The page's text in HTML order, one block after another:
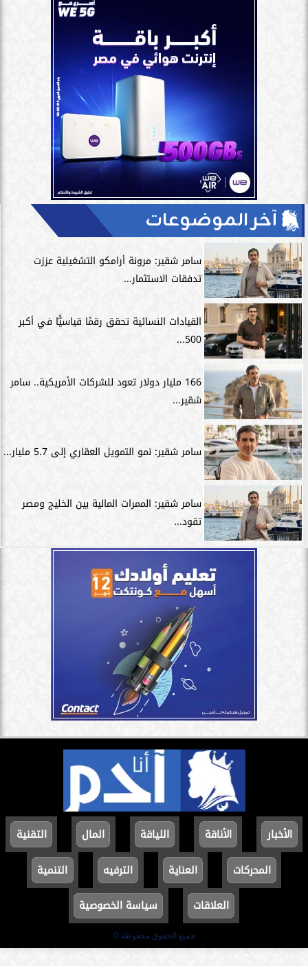
آخر الموضوعات
سامر شقير: مرونة أرامكو التشغيلية عززت
تدفقات الاستثمار...
القيادات النسائية تحقق رقمًا قياسيًّا في أكبر
500...
166 مليار دولار تعود للشركات الأمريكية.. سامر
شقير...
سامر شقير: نمو التمويل العقاري إلى 5.7 مليار...
سامر شقير: الممرات المالية بين الخليج ومصر
تقود...
الأخبار الأناقة اللياقة المال
التقنية
المحركات
العناية الترفيه
التنمية
العلاقات
سياسة الخصوصية
جميع الحقوق محفوظة ©